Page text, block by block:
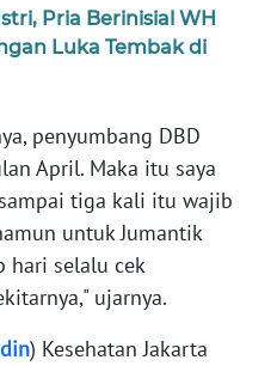
Pria Berinisial WH
Luka Tembak di
penyumbang DBD
April. Maka itu saya
tiga kali itu wajib
untuk Jumantik
hari selalu cek
ujarnya.
) Kesehatan Jakarta